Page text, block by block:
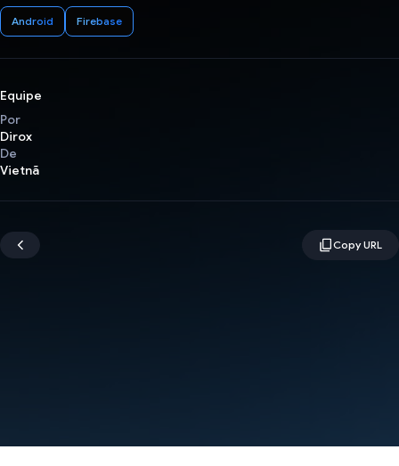
Android Firebase
Equipe
Por
Dirox
De
Vietnã